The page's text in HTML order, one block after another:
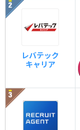
レバテック
キャリア